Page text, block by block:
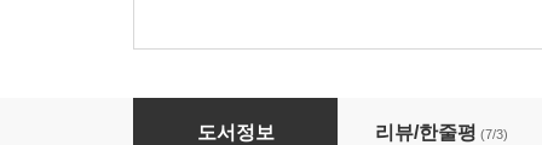
자바 개발자를 위한 97가지 제안
도서정보 리뷰/한줄평 (7/3)